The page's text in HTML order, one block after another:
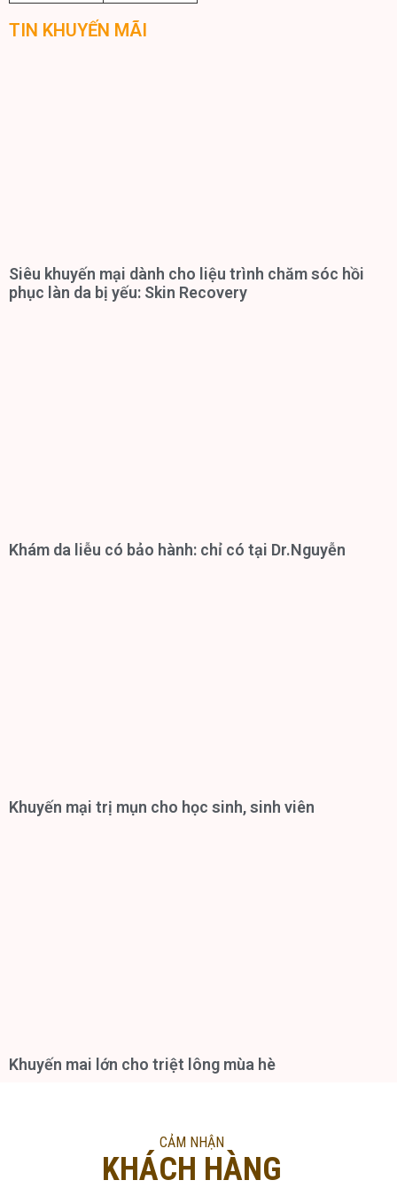
TIN KHUYẾN MÃI
Siêu khuyến mại dành cho liệu trình chăm sóc hồi
phục làn da bị yếu: Skin Recovery
Khám da liễu có bảo hành: chỉ có tại Dr.Nguyễn
Khuyến mại trị mụn cho học sinh, sinh viên
Khuyến mai lớn cho triệt lông mùa hè
CẢM NHẬN
KHÁCH HÀNG